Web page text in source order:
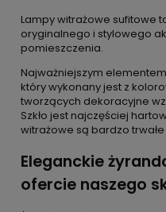
Lampy witrażowe sufitowe
oryginalnego i stylowego
pomieszczenia.
Najważniejszym
który wykonany jest z
tworzących dekoracyjne
Szkło jest najczęściej
witrażowe są bardzo
Eleganckie
ofercie naszego